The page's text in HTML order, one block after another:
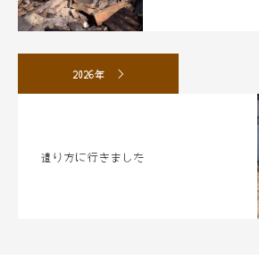
2026年
遣り方に行きました